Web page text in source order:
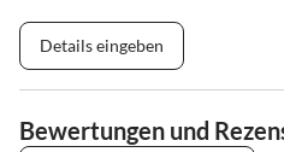
Details eingeben
Bewertungen und